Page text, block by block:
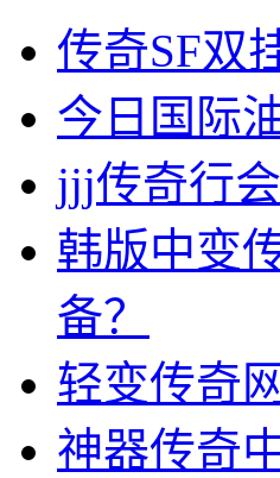
传奇SF双
今日国际
jjj传奇行
韩版中变
备？
轻变传奇
神器传奇